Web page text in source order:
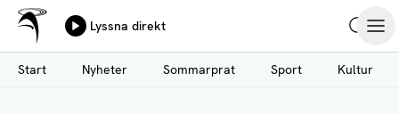
Hoppa
till
huvudinnehåll
Ålands Radio & TV
Lyssna direkt
Start
Nyheter Sommarprat Sport Kultur